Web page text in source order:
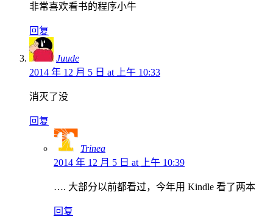
非常喜欢看书的程序小牛
回复
Juude
2014 年 12 月 5 日 at 上午 10:33
消灭了没
回复
Trinea
2014 年 12 月 5 日 at 上午 10:39
…. 大部分以前都看过，今年用 Kindle 看了两本
回复